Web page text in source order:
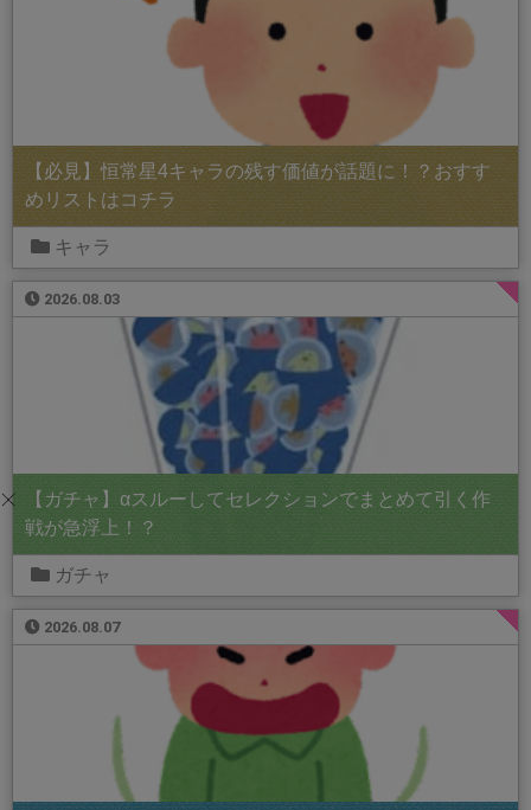
【必見】恒常星4キャラの残す価値が話題に！？おすす
めリストはコチラ
キャラ
2026.08.03
【ガチャ】αスルーしてセレクションでまとめて引く作
戦が急浮上！？
ガチャ
2026.08.07